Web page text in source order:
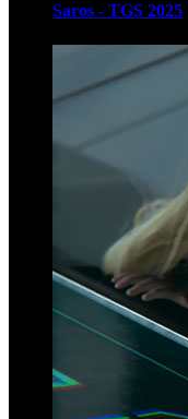
Saros - TGS 2025